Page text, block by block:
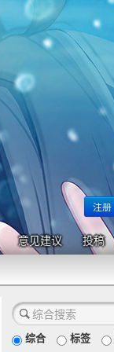
注册
意见建议 投稿
综合 标签